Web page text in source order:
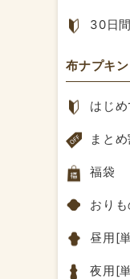
30日
布ナプキン
はじ
まと
福袋
おり
昼用[
夜用[